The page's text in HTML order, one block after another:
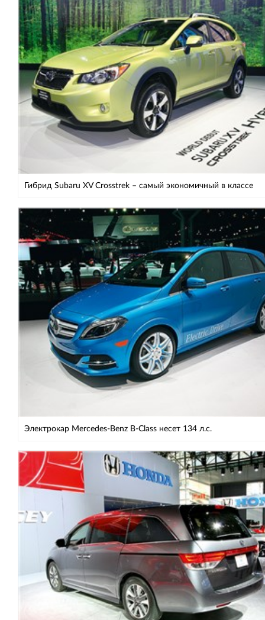
Гибрид Subaru XV Crosstrek – самый экономичный в классе
Электрокар Mercedes-Benz B-Class несет 134 л.с.